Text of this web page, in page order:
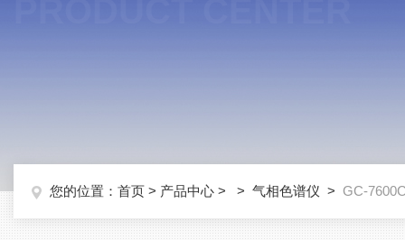
您的位置： 首页 > 产品中心 > > 气相色谱仪 > GC-